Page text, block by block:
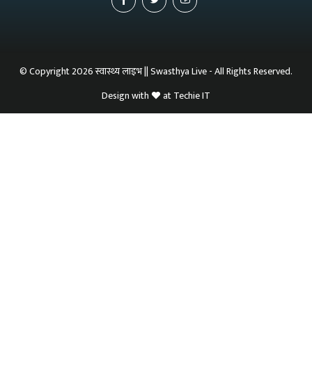
© Copyright 2026 स्वास्थ्य लाइभ || Swasthya Live - All Rights Reserved.
Design with
atTechie IT